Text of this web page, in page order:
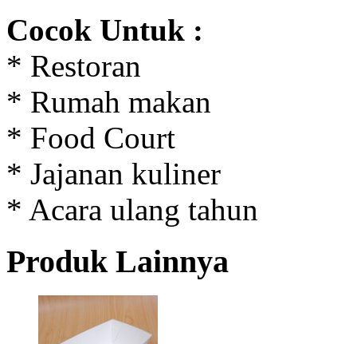
Cocok Untuk :
* Restoran
* Rumah makan
* Food Court
* Jajanan kuliner
* Acara ulang tahun
Produk Lainnya